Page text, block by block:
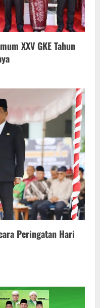
XXV GKE Tahun
Peringatan Hari